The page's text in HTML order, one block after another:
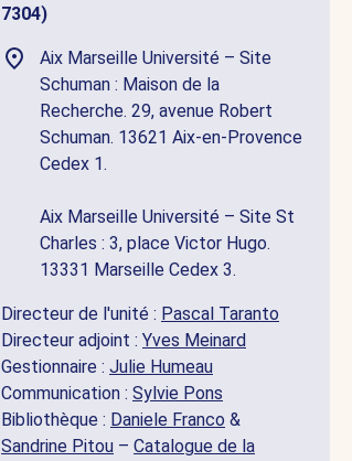
7304)
Aix Marseille Université – Site
Schuman : Maison de la
Recherche. 29, avenue Robert
Schuman. 13621 Aix-en-Provence
Cedex 1.
Aix Marseille Université – Site St
Charles : 3, place Victor Hugo.
13331 Marseille Cedex 3.
Directeur de l'unité : Pascal Taranto
Directeur adjoint : Yves Meinard
Gestionnaire : Julie Humeau
Communication : Sylvie Pons
Bibliothèque : Daniele Franco &
Sandrine Pitou – Catalogue de la